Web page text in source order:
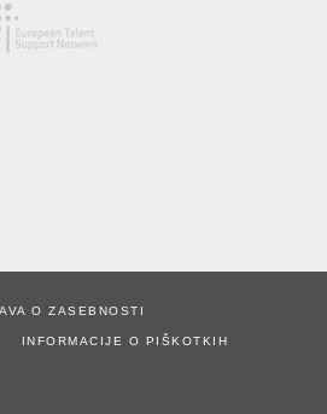
O ZASEBNOSTI
INFORMACIJE O PIŠKOTKIH